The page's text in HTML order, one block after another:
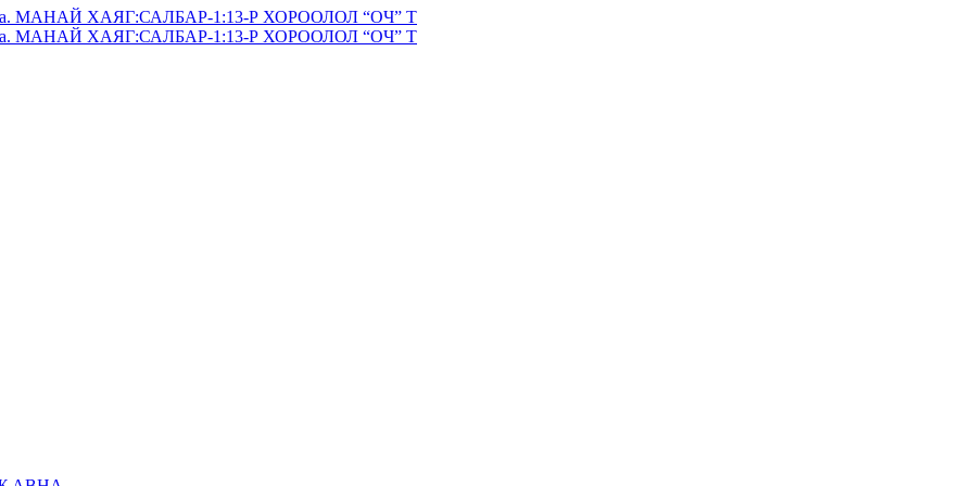
авна. МАНАЙ ХАЯГ:САЛБАР-1:13-Р ХОРООЛОЛ “ОЧ” Т
авна. МАНАЙ ХАЯГ:САЛБАР-1:13-Р ХОРООЛОЛ “ОЧ” Т